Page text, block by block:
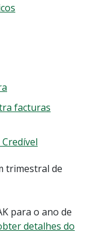
facturas
trimestral de
para o ano de
detalhes do